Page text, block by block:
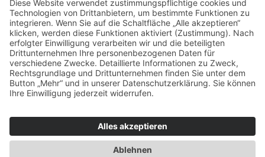
Verkaufen Sie Ihr Haus oder Ihre
Eigen­tums­woh­nung und bleiben Sie
darin wohnen.
Jetzt Ermittlung starten »